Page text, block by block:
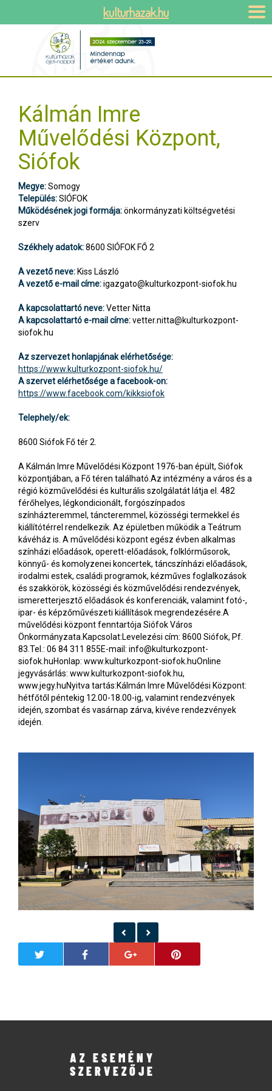
Kálmán Imre
Művelődési Központ,
Siófok
Megye:Somogy
Település:SIÓFOK
Működésének jogi formája:önkormányzati költségvetési
szerv
Székhely adatok:8600 SIÓFOK FŐ 2
A vezető neve: Kiss László
A vezető e-mail címe:igazgato@kulturkozpont-siofok.hu
A kapcsolattartó neve:Vetter Nitta
A kapcsolattartó e-mail címe:vetter.nitta@kulturkozpont-
siofok.hu
Az szervezet honlapjának elérhetősége:
https://www.kulturkozpont-siofok.hu/
A szervet elérhetősége a facebook-on:
https://www.facebook.com/kikksiofok
Telephely/ek:
8600 Siófok Fő tér 2.
A Kálmán Imre Művelődési Központ 1976-ban épült, Siófok
központjában, a Fő téren található.Az intézmény a város és a
régió közművelődési és kulturális szolgálatát látja el. 482
férőhelyes, légkondicionált, forgószínpados
színházteremmel, táncteremmel, közösségi termekkel és
kiállítótérrel rendelkezik. Az épületben működik a Teátrum
kávéház is. A művelődési központ egész évben alkalmas
színházi előadások, operett-előadások, folklórműsorok,
könnyű- és komolyzenei koncertek, táncszínházi előadások,
irodalmi estek, családi programok, kézműves foglalkozások
és szakkörök, közösségi és közművelődési rendezvények,
ismeretterjesztő előadások és konferenciák, valamint fotó-,
ipar- és képzőművészeti kiállítások megrendezésére.A
művelődési központ fenntartója Siófok Város
Önkormányzata.Kapcsolat:Levelezési cím: 8600 Siófok, Pf.
83.Tel.: 06 84 311 855E-mail: info@kulturkozpont-
siofok.huHonlap: www.kulturkozpont-siofok.huOnline
jegyvásárlás: www.kulturkozpont-siofok.hu,
www.jegy.huNyitva tartás:Kálmán Imre Művelődési Központ:
hétfőtől péntekig 12.00-18.00-ig, valamint rendezvények
idején, szombat és vasárnap zárva, kivéve rendezvények
idején.
AZ ESEMÉNY
SZERVEZŐJE
kulturhazak.hu